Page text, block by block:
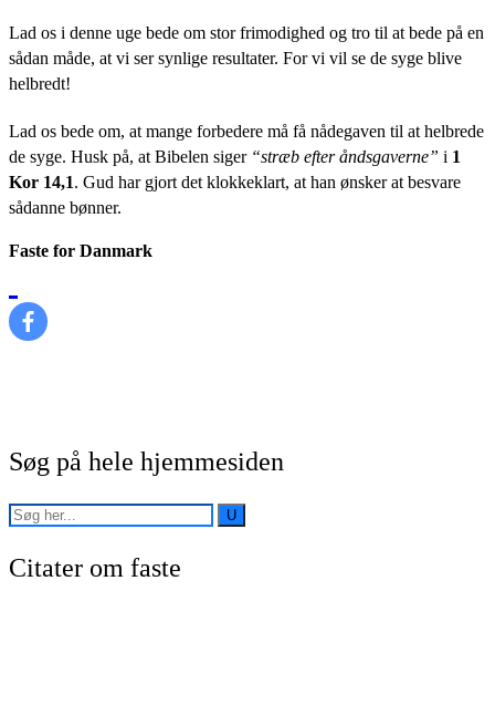
Lad os i denne uge bede om stor frimodighed og tro til at bede på en
sådan måde, at vi ser synlige resultater. For vi vil se de syge blive
helbredt!
Lad os bede om, at mange forbedere må få nådegaven til at helbrede
de syge. Husk på, at Bibelen siger “stræb efter åndsgaverne” i 1
Kor 14,1. Gud har gjort det klokkeklart, at han ønsker at besvare
sådanne bønner.
Faste for Danmark
Søg på hele hjemmesiden
Citater om faste